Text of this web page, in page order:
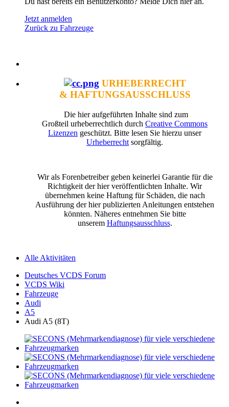
Jetzt anmelden
Zurück zu Fahrzeuge
URHEBERRECHT
& HAFTUNGSAUSSCHLUSS
Die hier aufgeführten Inhalte sind zum
Großteil urheberrechtlich durch Creative Commons
Lizenzen geschützt. Bitte lesen Sie hierzu unser
Urheberrecht sorgfältig.
Wir als Forenbetreiber geben keinerlei Garantie für die
Richtigkeit der hier veröffentlichten Inhalte. Wir
übernehmen keine Haftung für Schäden, die nach
Ausführung der hier publizierten Anleitungen entstehen
könnten. Näheres entnehmen Sie bitte
unserem Haftungsausschluss.
Alle Aktivitäten
Deutsches VCDS Forum
VCDS Wiki
Fahrzeuge
Audi
A5
Audi A5 (8T)